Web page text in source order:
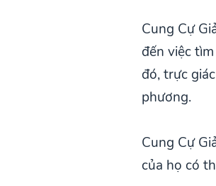
Cung Cự
đến việc
đó, trực
phương.
Cung Cự
của họ có